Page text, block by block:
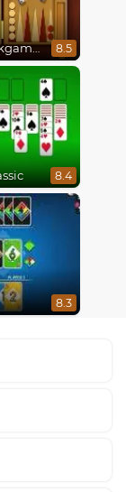
Classic Backgammon 8.5
8.4
8.3